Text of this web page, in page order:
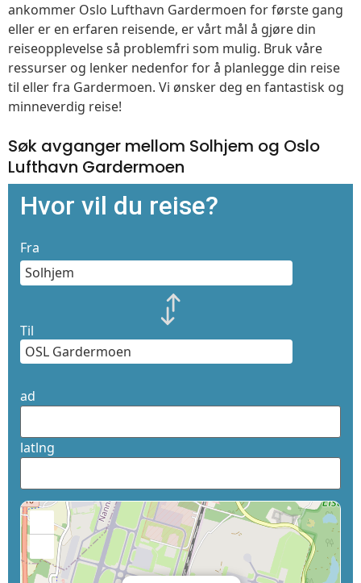
ankommer Oslo Lufthavn Gardermoen for første gang
eller er en erfaren reisende, er vårt mål å gjøre din
reiseopplevelse så problemfri som mulig. Bruk våre
ressurser og lenker nedenfor for å planlegge din reise
til eller fra Gardermoen. Vi ønsker deg en fantastisk og
minneverdig reise!
Søk avganger mellom Solhjem og Oslo
Lufthavn Gardermoen
Hvor vil du reise?
Fra
Til
ad
latlng